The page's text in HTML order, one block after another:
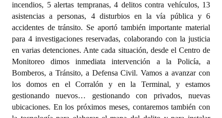
incendios, 5 alertas tempranas, 4 delitos contra vehículos, 13
asistencias a personas, 4 disturbios en la vía pública y 6
accidentes de tránsito. Se aportó también importante material
para 4 investigaciones reservadas, colaborando con la justicia
en varias detenciones. Ante cada situación, desde el Centro de
Monitoreo dimos inmediata intervención a la Policía, a
Bomberos, a Tránsito, a Defensa Civil. Vamos a avanzar con
los domos en el Corralón y en la Terminal, y estamos
gestionando nuevos… gestionando con privados, nuevas
ubicaciones. En los próximos meses, contaremos también con